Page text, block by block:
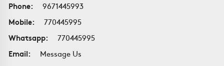
Phone:
9671445993
Mobile:
770445995
Whatsapp:
770445995
Email:
Message Us